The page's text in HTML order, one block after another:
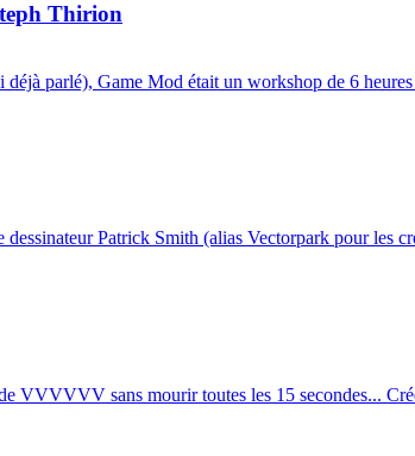
Thirion
parlé), Game Mod était un workshop de 6
Patrick Smith (alias Vectorpark pour les
VVVVVV sans mourir toutes les 15 secondes...